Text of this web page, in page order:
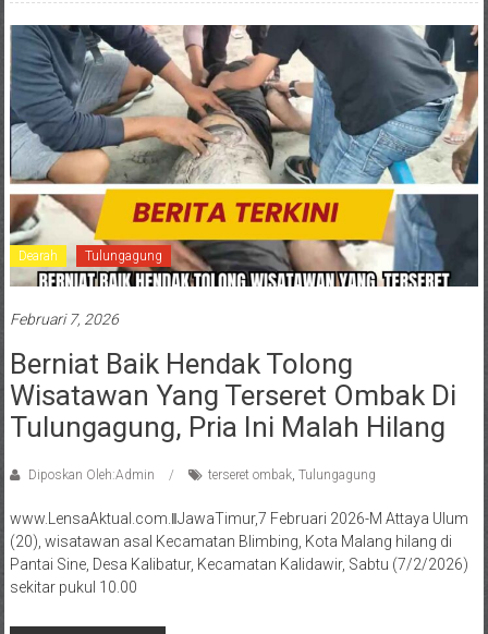
Dearah Tulungagung
Februari 7, 2026
Berniat Baik Hendak Tolong
Wisatawan Yang Terseret Ombak Di
Tulungagung, Pria Ini Malah Hilang
Diposkan Oleh:Admin terseret ombak, Tulungagung
www.LensaAktual.com.ǁJawaTimur,7 Februari 2026-M Attaya Ulum
(20), wisatawan asal Kecamatan Blimbing, Kota Malang hilang di
Pantai Sine, Desa Kalibatur, Kecamatan Kalidawir, Sabtu (7/2/2026)
sekitar pukul 10.00